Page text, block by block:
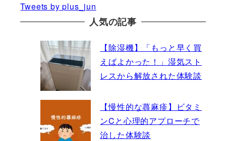
Tweets by plus_jun
人気の記事
【除湿機】「もっと早く買
えばよかった！」湿気スト
レスから解放された体験談
【慢性的な蕁麻疹】ビタミ
ンCと心理的アプローチで
治した体験談